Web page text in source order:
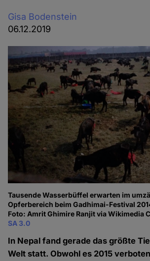
Gisa Bodenstein
06.12.2019
Tausende Wasserbüffel erwarten im
Opferbereich beim Gadhimai-Festival
Foto: Amrit Ghimire Ranjit via Wikimedia
SA 3.0
In Nepal fand gerade das größte
Welt statt. Obwohl es 2015